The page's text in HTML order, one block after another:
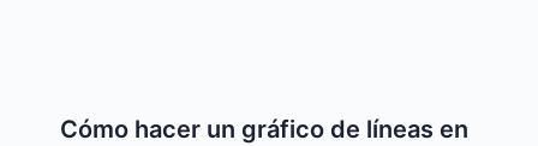
Cómo hacer un gráfico de líneas en